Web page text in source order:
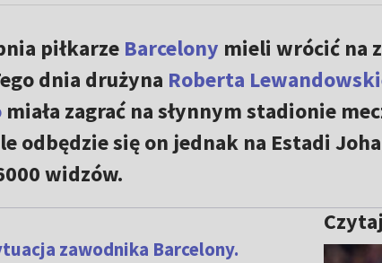
piłkarze Barcelony mieli wrócić na
dnia drużyna Roberta
miała zagrać na słynnym stadionie
odbędzie się on jednak na Estadi
widzów.
zawodnika Barcelony.